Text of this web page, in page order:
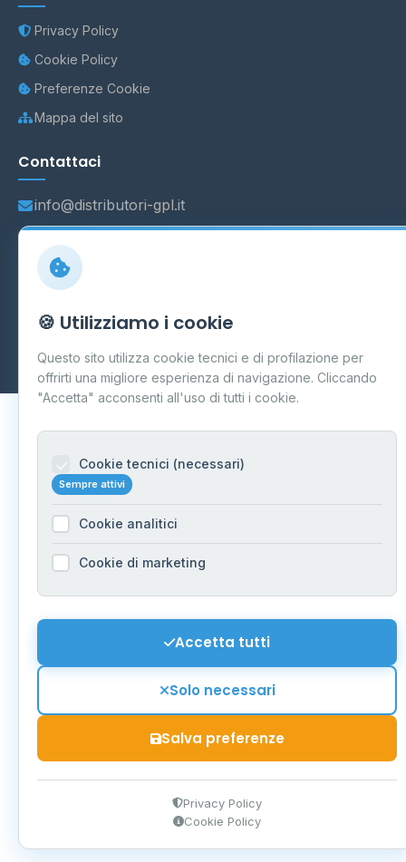
Privacy Policy
Cookie Policy
Preferenze Cookie
Mappa del sito
Contattaci
info@distributori-gpl.it
Carpi P.IVA 03859300364
Aggiornamento quotidiano
🍪 Utilizziamo i cookie
Questo sito utilizza cookie tecnici e di profilazione per
offrirti una migliore esperienza di navigazione. Cliccando
"Accetta" acconsenti all'uso di tutti i cookie.
Cookie tecnici (necessari)
Sempre attivi
Cookie analitici
Cookie di marketing
Accetta tutti
Solo necessari
Salva preferenze
Privacy Policy
Cookie Policy